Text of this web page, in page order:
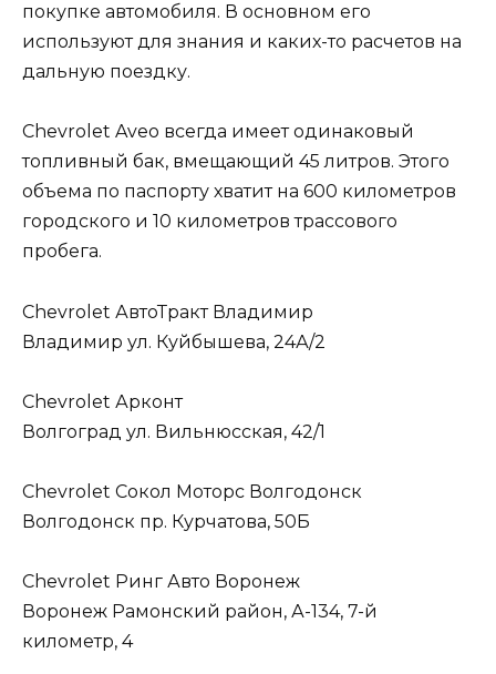
покупке автомобиля. В основном его
используют для знания и каких-то расчетов на
дальную поездку.
Chevrolet Aveo всегда имеет одинаковый
топливный бак, вмещающий 45 литров. Этого
объема по паспорту хватит на 600 километров
городского и 10 километров трассового
пробега.
Chevrolet АвтоТракт Владимир
Владимир ул. Куйбышева, 24А/2
Chevrolet Арконт
Волгоград ул. Вильнюсская, 42/1
Chevrolet Сокол Моторс Волгодонск
Волгодонск пр. Курчатова, 50Б
Chevrolet Ринг Авто Воронеж
Воронеж Рамонский район, А-134, 7-й
километр, 4